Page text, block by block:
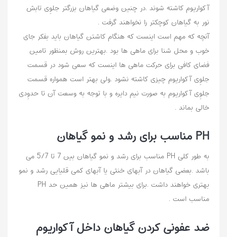
آکواریوم کاشته شوند .در چنین وضعی گیاهان بزرگتر جلوِی تابش
نور به گیاهان کوچکتر را نخواهند گرفت .
آنچه که مهم است اینست که هنگام کاشتن گیاهان باید بفکر جای
خوب و محل شنا برای ماهی ها بود .بهترین روش بمنظور تامین
فضای کافی براِی حرکت ماهی ها اینست که سعی شود در قسمت
جلوِی آکواریوم چیزی کاشته نشود .ولی بهتر است همواره قسمت
جلوِی آکواریوم به صورت نیم دایره و با توجه به وسعت آن تا حدوِدی
خالی بماند .
PH مناسب برای رشد و نمو گیاهان
به طور کلی PH مناسب برای رشد و نمو گیاهان بین 7 تا 5/7 می
باشد .بعضی گیاهان در آبهای خنثی یا آبهای کمی قلیایی رشد و نمو
بهتری خواهند داشت .برای بیشتر ماهی ها نیز همین حد PH
مناسب است .
ضد عفونی کردن گیاهان داخل آکواریوم